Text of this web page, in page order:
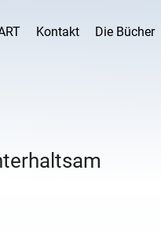
Kontakt Die Bücher